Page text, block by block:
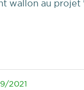
wallon au
2021